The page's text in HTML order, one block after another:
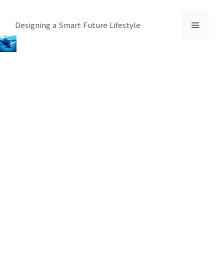
츠
로
Designing a Smart Future Lifestyle 메